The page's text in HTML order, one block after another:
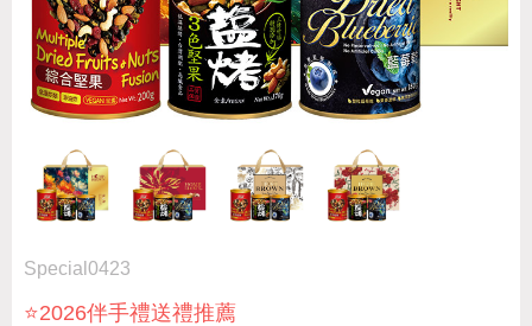
Special0423
⭐2026伴手禮送禮推薦